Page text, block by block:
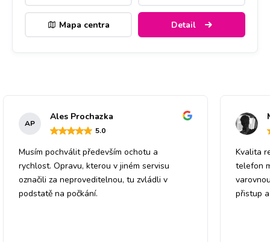
Mapa centra Detail
AP
Ales Prochazka
5.0
Musím pochválit především ochotu a
rychlost. Opravu, kterou v jiném servisu
označili za neproveditelnou, tu zvládli v
podstatě na počkání.
Kvalita
telefon
přistup